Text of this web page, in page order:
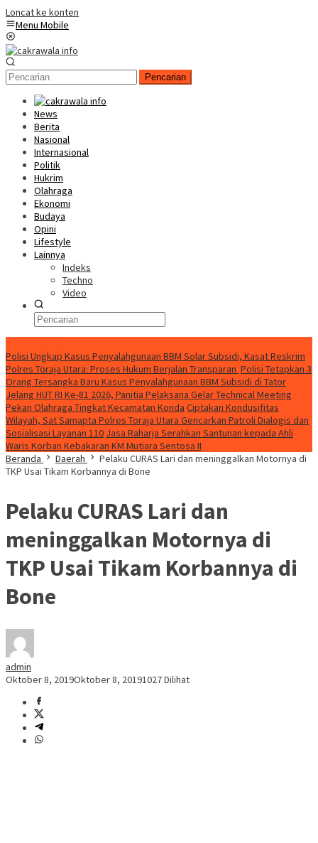
Loncat ke konten
Menu Mobile
Pencarian
News
Berita
Nasional
Internasional
Politik
Hukrim
Olahraga
Ekonomi
Budaya
Opini
Lifestyle
Lainnya
Indeks
Techno
Video
Polisi Ungkap Kasus Penyalahgunaan BBM Solar Subsidi, Kasat Reskrim
Polres Toraja Utara: Proses Hukum Berjalan Transparan Polisi Tetapkan 3
Orang Tersangka Baru Kasus Penyalahgunaan BBM Subsidi di Tator
Jelang HUT RI Ke-81 2026, Panitia Pelaksana Gelar Technical Meeting
Pekan Olahraga Tingkat Kecamatan Konda Ciptakan Kondusifitas
Wilayah, Sat Samapta Polres Toraja Utara Gencarkan Patroli Dialogis dan
Sosialisasi Layanan 110 Jasa Raharja Serahkan Santunan kepada Ahli
Waris Korban Kebakaran KM Mutiara Sentosa II
Beranda
Daerah
Pelaku CURAS Lari dan meninggalkan Motornya di
TKP Usai Tikam Korbannya di Bone
Pelaku CURAS Lari dan
meninggalkan Motornya di
TKP Usai Tikam Korbannya di
Bone
admin
Oktober 8, 2019Oktober 8, 20191027 Dilihat